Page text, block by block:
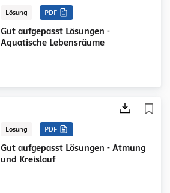
Lösung PDF
Gut aufgepasst Lösungen -
Aquatische Lebensräume
Lösung PDF
Gut aufgepasst Lösungen - Atmung
und Kreislauf